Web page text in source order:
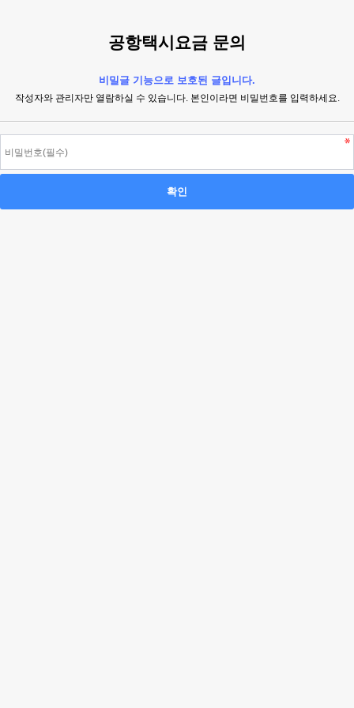
공항택시요금 문의
비밀글 기능으로 보호된 글입니다.
작성자와 관리자만 열람하실 수 있습니다. 본인이라면 비밀번호를 입력하세요.